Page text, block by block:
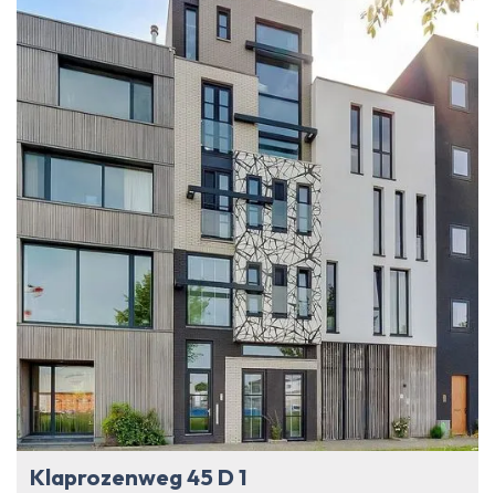
Klaprozenweg 45 D 1